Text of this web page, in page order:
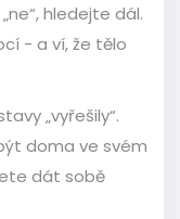
hledejte dál.
- a ví, že tělo
„vyřešily“.
doma ve svém
dát sobě